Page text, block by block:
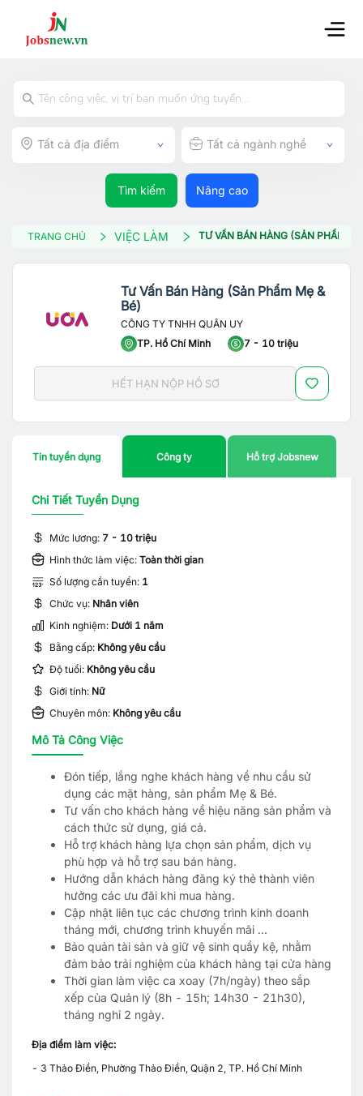
Tất cả địa điểm Tất cả ngành nghề
Tìm kiếm Nâng cao
TRANG CHỦ VIỆC LÀM TƯ VẤN BÁN HÀNG (SẢN PHẨM
Tư Vấn Bán Hàng (Sản Phẩm Mẹ &
Bé)
CÔNG TY TNHH QUÂN UY
TP. Hồ Chí Minh
7 - 10 triệu
HẾT HẠN NỘP HỒ SƠ
Tin tuyển dụng Công ty Hỗ trợ Jobsnew
Chi Tiết Tuyển Dụng
Mức lương: 7 - 10 triệu
Hình thức làm việc: Toàn thời gian
Số lượng cần tuyển: 1
Chức vụ: Nhân viên
Kinh nghiệm: Dưới 1 năm
Bằng cấp: Không yêu cầu
Độ tuổi: Không yêu cầu
Giới tính: Nữ
Chuyên môn: Không yêu cầu
Mô Tả Công Việc
Đón tiếp, lắng nghe khách hàng về nhu cầu sử
dụng các mặt hàng, sản phẩm Mẹ & Bé.
Tư vấn cho khách hàng về hiệu năng sản phẩm và
cách thức sử dụng, giá cả.
Hỗ trợ khách hàng lựa chọn sản phẩm, dịch vụ
phù hợp và hỗ trợ sau bán hàng.
Hướng dẫn khách hàng đăng ký thẻ thành viên
hưởng các ưu đãi khi mua hàng.
Cập nhật liên tục các chương trình kinh doanh
tháng mới, chương trình khuyến mãi ...
Bảo quản tài sản và giữ vệ sinh quầy kệ, nhằm
đảm bảo trải nghiệm của khách hàng tại cửa hàng
Thời gian làm việc ca xoay (7h/ngày) theo sắp
xếp của Quản lý (8h - 15h; 14h30 - 21h30),
tháng nghỉ 2 ngày.
Địa điểm làm việc:
- 3 Thảo Điền, Phường Thảo Điền, Quận 2, TP. Hồ Chí Minh